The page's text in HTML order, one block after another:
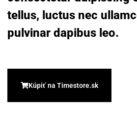
tellus, luctus nec
pulvinar dapibus leo.
Kúpiť na Timestore.sk